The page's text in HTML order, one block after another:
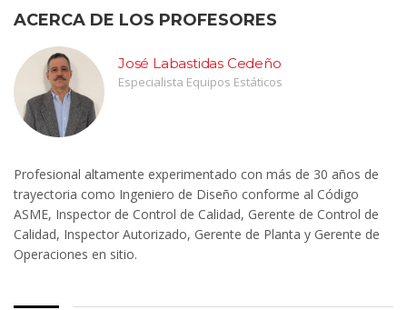
ACERCA DE LOS PROFESORES
José Labastidas Cedeño
Especialista Equipos Estáticos
Profesional altamente experimentado con más de 30 años de
trayectoria como Ingeniero de Diseño conforme al Código
ASME, Inspector de Control de Calidad, Gerente de Control de
Calidad, Inspector Autorizado, Gerente de Planta y Gerente de
Operaciones en sitio.